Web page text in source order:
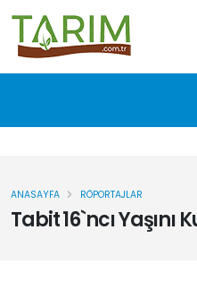
Tabit 16`ncı Yaşını
ANASAYFA RÖPORTAJLAR